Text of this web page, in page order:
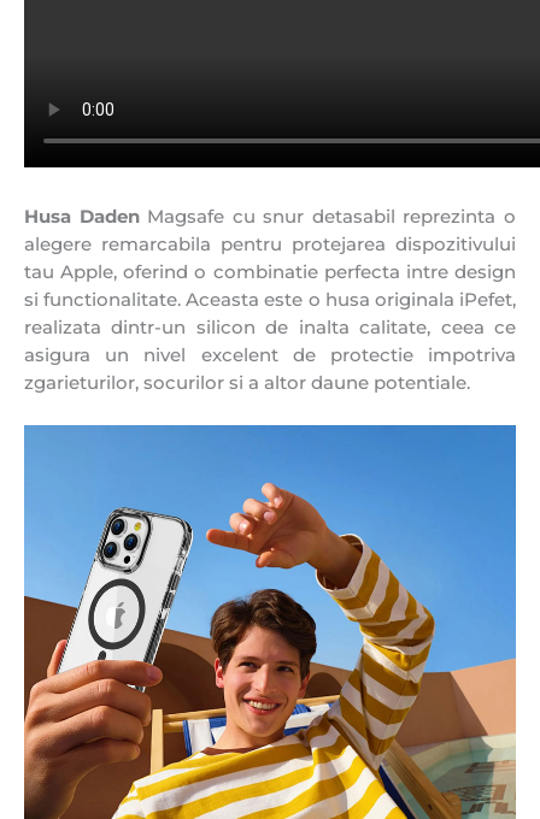
Husa DadenMagsafe cu snur detasabil reprezinta o
alegere remarcabila pentru protejarea dispozitivului
tau Apple, oferind o combinatie perfecta intre design
si functionalitate. Aceasta este o husa originala iPefet,
realizata dintr-un silicon de inalta calitate, ceea ce
asigura un nivel excelent de protectie impotriva
zgarieturilor, socurilor si a altor daune potentiale.